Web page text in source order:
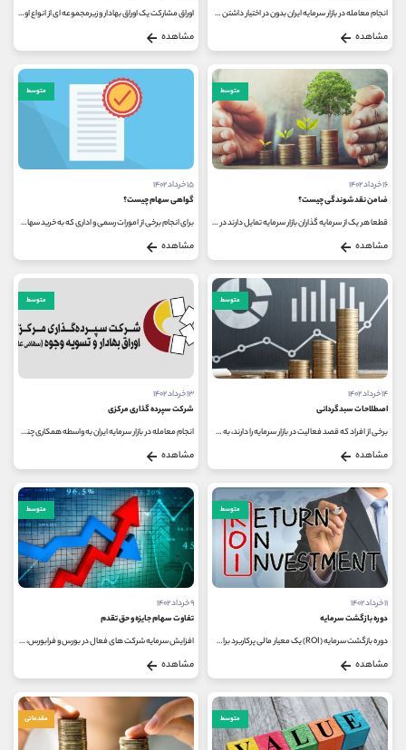
انجام معامله در بازار سرمایه ایران بدون در اختیار داشتن کد بورسی امکان پذیر نیست. دریافت کد معاملاتی برای ایرانیان به صورت...
مشاهده
اوراق مشارکت یک اوراق بهادار و زیرمجموعه ای از انواع اوراق بدهی است. شرکت ها با انتشار اوراق بدهی (یا اوراق قرضه) به نوعی خود...
مشاهده
متوسط
۱۶ خرداد ۱۴۰۲
ضامن نقدشوندگی چیست؟
قطعا هر یک از سرمایه گذاران بازار سرمایه تمایل دارند در کنار سوددهی سهام هایی که خریداری می کنند، بتوانند در کمترین زمان ممکن...
مشاهده
متوسط
۱۵ خرداد ۱۴۰۲
گواهی سهام چیست؟
برای انجام برخی از امورات رسمی و اداری که به خرید سهام از بازار سرمایه مرتبط هستند، باید سهامدار بودن خود را به اثبات برسانید...
مشاهده
متوسط
۱۴ خرداد ۱۴۰۲
اصطلاحات سبدگردانی
برخی از افراد که قصد فعالیت در بازار سرمایه را دارند، به دلایل مختلفی از جمله عدم داشتن تخصص در زمینه بازارهای مالی، کمبود...
مشاهده
متوسط
۱۳ خرداد ۱۴۰۲
شرکت سپرده گذاری مرکزی
انجام معامله در بازار سرمایه ایران به واسطه همکاری چند نهاد مختلف امکان پذیر می شود؛ نهادهایی که در یکی از جایگاه های نهاد...
مشاهده
متوسط
۱۱ خرداد ۱۴۰۲
دوره بازگشت سرمایه
دوره بازگشت سرمایه (ROI) یک معیار مالی پرکاربرد برای اندازه گیری احتمال بازدهی از یک سرمایه گذاری است. این پارامتر سود یا زیان...
مشاهده
متوسط
۹ خرداد ۱۴۰۲
تفاوت سهام جایزه و حق تقدم
افزایش سرمایه شرکت های فعال در بورس و فرابورس، یکی از موضوعاتی است که همواره فعالان این بازار با آن روبرو می شوند. در واقع این...
مشاهده
متوسط مقدماتی